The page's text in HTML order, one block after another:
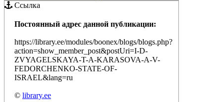
Ссылка
Постоянный адрес данной публикации:
https://library.ee/modules/boonex/blogs/blogs.php?
action=show_member_post&postUri=I-D-
ZVYAGELSKAYA-T-A-KARASOVA-A-V-
FEDORCHENKO-STATE-OF-
ISRAEL&lang=ru
© library.ee